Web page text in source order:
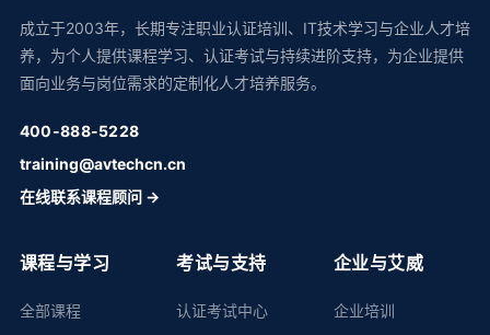
成立于2003年，长期专注职业认证培训、IT技术学习与企业人才培
养，为个人提供课程学习、认证考试与持续进阶支持，为企业提供
面向业务与岗位需求的定制化人才培养服务。
400-888-5228
training@avtechcn.cn
在线联系课程顾问 →
课程与学习
全部课程
考试与支持
认证考试中心
企业与艾威
企业培训